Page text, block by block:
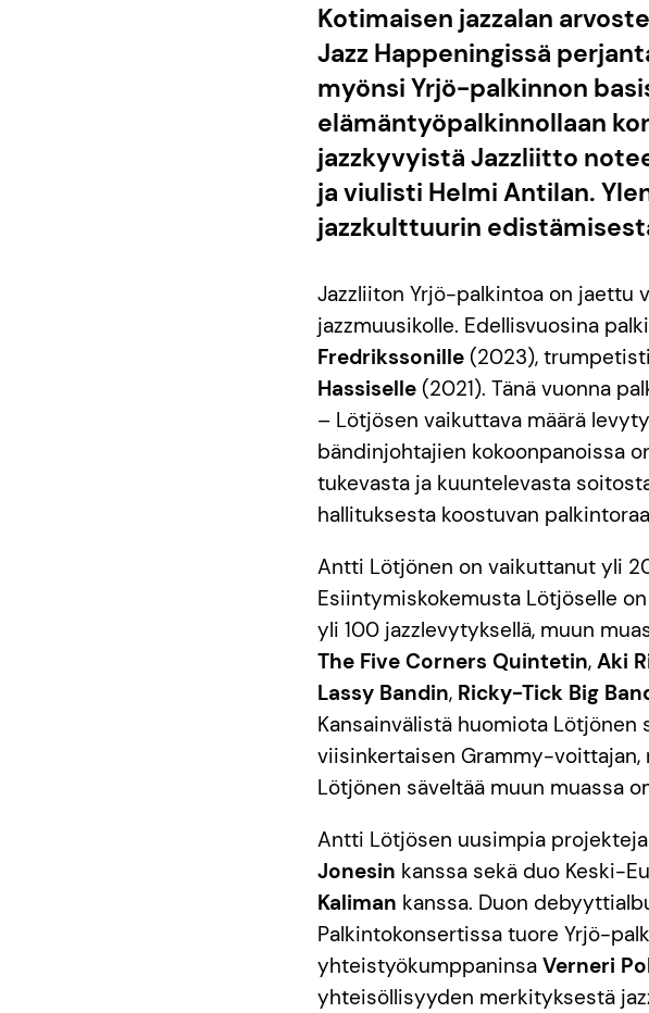
Kotimaisen jazzalan
Jazz Happeningissä
myönsi Yrjö-palkinnon
elämäntyöpalkinnollaan
jazzkyvyistä Jazzliitto
ja viulisti Helmi Antilan.
jazzkulttuurin
Jazzliiton Yrjö-palkintoa on jaettu
jazzmuusikolle. Edellisvuosina
Fredrikssonille (2023), trumpetisti
Hassiselle (2021). Tänä vuonna
– Lötjösen vaikuttava määrä
bändinjohtajien kokoonpanoissa
tukevasta ja kuuntelevasta
hallituksesta koostuvan
Antti Lötjönen on vaikuttanut yli
Esiintymiskokemusta Lötjöselle
yli 100 jazzlevytyksellä, muun
The Five Corners Quintetin, Aki
Lassy Bandin, Ricky-Tick Big
Kansainvälistä huomiota
viisinkertaisen Grammy-voittajan,
Lötjönen säveltää muun muassa
Antti Lötjösen uusimpia
Jonesin kanssa sekä duo Keski-
Kaliman kanssa. Duon
Palkintokonsertissa tuore Yrjö-
yhteistyökumppaninsa Verneri
yhteisöllisyyden merkityksestä